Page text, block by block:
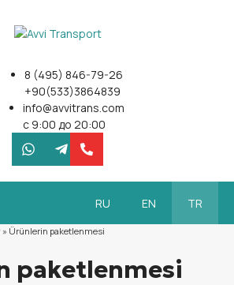
8 (495) 846-79-26
+90(533)3864839
info@avvitrans.com
c 9:00 до 20:00
RU EN TR
» Ürünlerin paketlenmesi
paketlenmesi